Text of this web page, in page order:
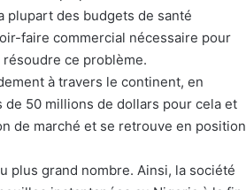
plupart des budgets de santé
faire commercial nécessaire pour
résoudre ce problème.
à travers le continent, en
50 millions de dollars pour cela et
de marché et se retrouve en position
plus grand nombre. Ainsi, la société